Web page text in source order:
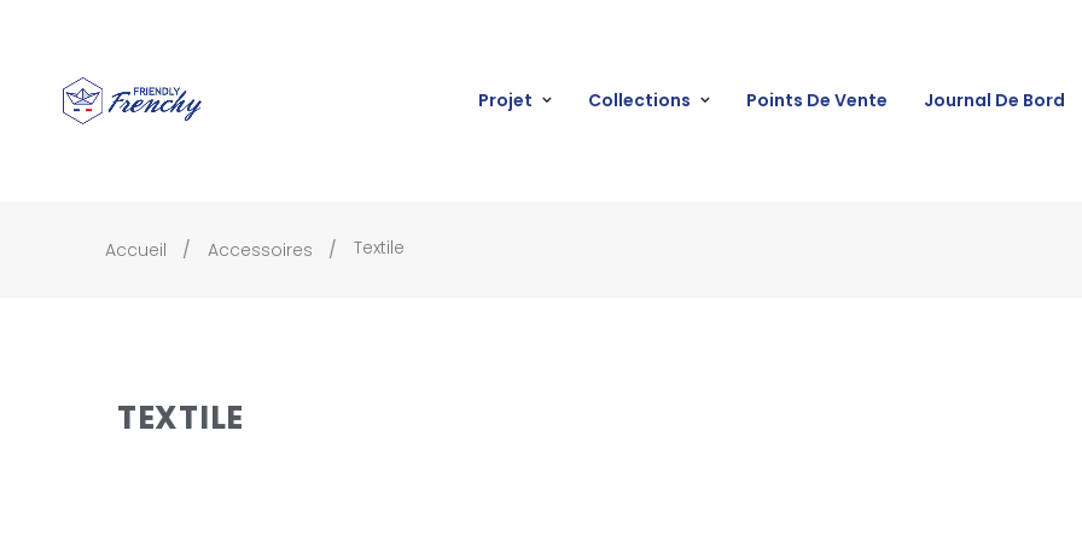
Projet Collections Points De Vente Journal De Bord
Accueil Accessoires Textile
TEXTILE